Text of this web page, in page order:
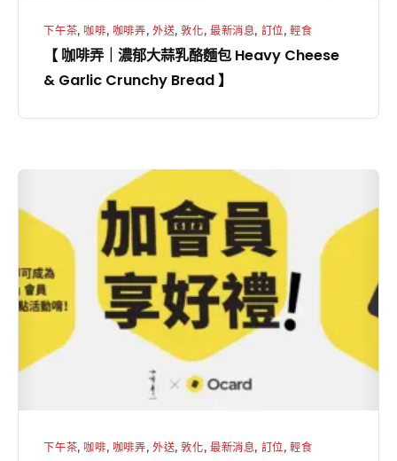
Heavy
Cheese
Bread
下午茶, 咖啡, 咖啡弄, 外送,敦化, 最新消息, 訂位,輕食
【 咖啡弄｜濃郁大蒜乳酪麵包 Heavy Cheese
& Garlic Crunchy Bread 】
咖
｜
Ocard
啟
下午茶, 咖啡, 咖啡弄, 外送,敦化, 最新消息, 訂位,輕食